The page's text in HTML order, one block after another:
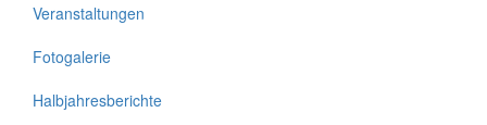
Veranstaltungen
Fotogalerie
Halbjahresberichte